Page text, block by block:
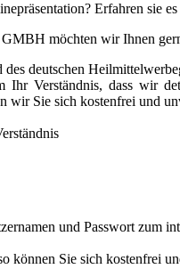
Erfahren sie
möchten wir Ihnen
des deutschen
Ihr Verständnis, dass wir
wir Sie sich kostenfrei und
und Passwort zum
können Sie sich kostenfrei